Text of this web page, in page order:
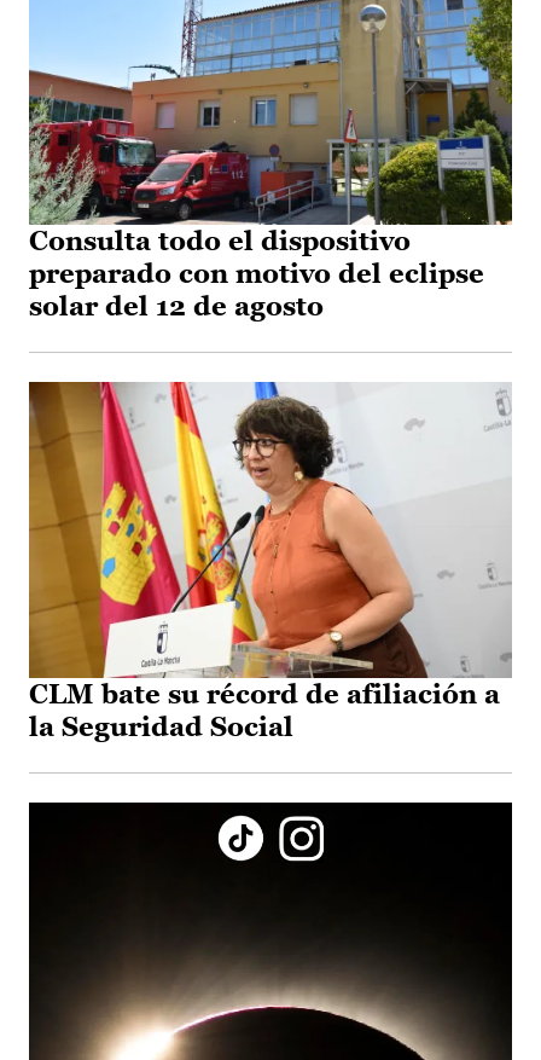
Consulta todo el dispositivo
preparado con motivo del eclipse
solar del 12 de agosto
CLM bate su récord de afiliación a
la Seguridad Social